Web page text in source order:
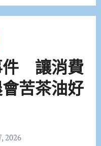
件 讓消費
苦茶油好
2026